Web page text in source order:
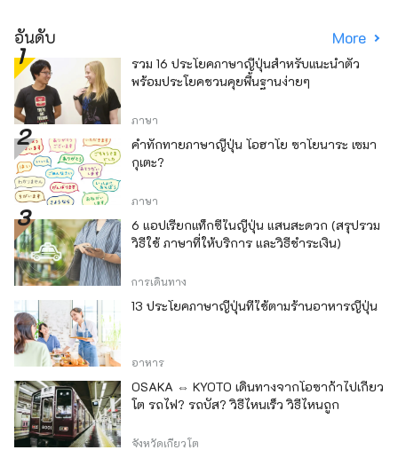
อันดับ More
รวม 16 ประโยคภาษาญี่ปุ่นสำหรับแนะนำตัว
พร้อมประโยคชวนคุยพื้นฐานง่ายๆ
ภาษา
คำทักทายภาษาญี่ปุ่น โอฮาโย ซาโยนาระ เซมา
กุเตะ?
ภาษา
6 แอปเรียกแท็กซี่ในญี่ปุ่น แสนสะดวก (สรุปรวม
วิธีใช้ ภาษาที่ให้บริการ และวิธีชำระเงิน)
การเดินทาง
13 ประโยคภาษาญี่ปุ่นที่ใช้ตามร้านอาหารญี่ปุ่น
อาหาร
OSAKA ⇔ KYOTO เดินทางจากโอซาก้าไปเกียว
โต รถไฟ? รถบัส? วิธีไหนเร็ว วิธีไหนถูก
จังหวัดเกียวโต